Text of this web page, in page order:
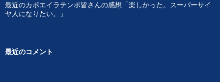
最近のカポエイラテンポ皆さんの感想「楽しかった。スーパーサイ
ヤ人になりたい。」
最近のコメント